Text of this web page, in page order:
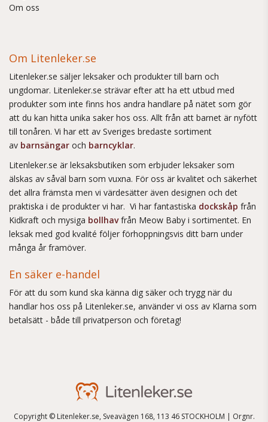
Om oss
Om Litenleker.se
Litenleker.se säljer leksaker och produkter till barn och
ungdomar. Litenleker.se strävar efter att ha ett utbud med
produkter som inte finns hos andra handlare på nätet som gör
att du kan hitta unika saker hos oss. Allt från att barnet är nyfött
till tonåren. Vi har ett av Sveriges bredaste sortiment
av barnsängar och barncyklar.
Litenleker.se är leksaksbutiken som erbjuder leksaker som
älskas av såväl barn som vuxna. För oss är kvalitet och säkerhet
det allra främsta men vi värdesätter även designen och det
praktiska i de produkter vi har. Vi har fantastiska dockskåp från
Kidkraft och mysiga bollhavfrån Meow Baby i sortimentet. En
leksak med god kvalité följer förhoppningsvis ditt barn under
många år framöver.
En säker e-handel
För att du som kund ska känna dig säker och trygg när du
handlar hos oss på Litenleker.se, använder vi oss av Klarna som
betalsätt - både till privatperson och företag!
Copyright © Litenleker.se, Sveavägen 168, 113 46 STOCKHOLM | Orgnr.